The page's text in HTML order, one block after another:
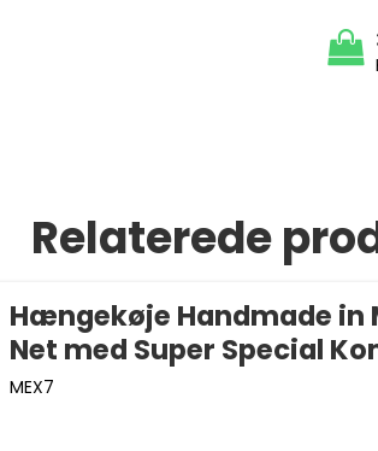
Relaterede
Hængekøje Handmade in
Net med Super Special
MEX7